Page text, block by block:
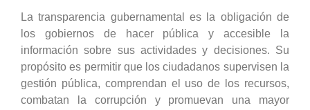
La transparencia gubernamental es la obligación de
los gobiernos de hacer pública y accesible la
información sobre sus actividades y decisiones. Su
propósito es permitir que los ciudadanos supervisen la
gestión pública, comprendan el uso de los recursos,
combatan la corrupción y promuevan una mayor